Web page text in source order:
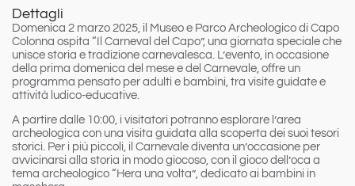
Dettagli
Domenica 2 marzo 2025, il Museo e Parco Archeologico di Capo
Colonna ospita “Il Carneval del Capo”, una giornata speciale che
unisce storia e tradizione carnevalesca. L’evento, in occasione
della prima domenica del mese e del Carnevale, offre un
programma pensato per adulti e bambini, tra visite guidate e
attività ludico-educative.
A partire dalle 10:00, i visitatori potranno esplorare l’area
archeologica con una visita guidata alla scoperta dei suoi tesori
storici. Per i più piccoli, il Carnevale diventa un’occasione per
avvicinarsi alla storia in modo giocoso, con il gioco dell’oca a
tema archeologico “Hera una volta”, dedicato ai bambini in